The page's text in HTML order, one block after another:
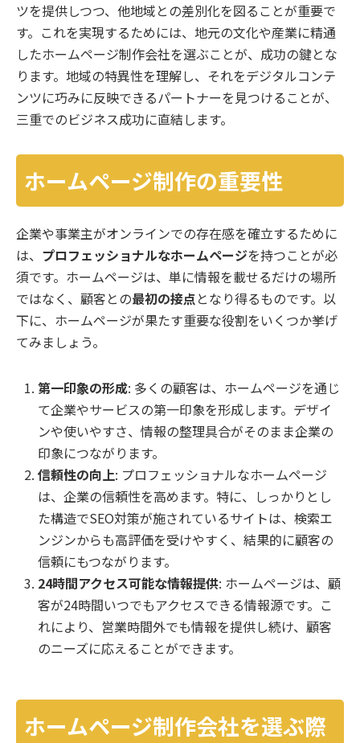
ツを提供しつつ、他地域との差別化を図ることが重要で
す。これを実現するためには、地元の文化や産業に精通
したホームページ制作会社を選ぶことが、成功の鍵とな
ります。地域の特異性を理解し、それをデジタルコンテ
ンツに巧みに反映できるパートナーを見つけることが、
三重でのビジネス成功に直結します。
ホームページ制作の重要性
企業や事業主がオンラインでの存在感を確立するために
は、 プロフェッショナルなホームページを持つことが必
須です。ホームページは、単に情報を載せるだけの場所
ではなく、顧客との最初の接点となり得るものです。以
下に、ホームページが果たす重要な役割をいくつか挙げ
てみましょう。
第一印象の形成: 多くの顧客は、ホームページを通じ
て企業やサービスの第一印象を形成します。デザイ
ンや使いやすさ、情報の整理具合がそのまま企業の
印象につながります。
信頼性の向上: プロフェッショナルなホームページ
は、企業の信頼性を高めます。特に、しっかりとし
た構造でSEO対策が施されているサイトは、検索エ
ンジンからも高評価を受けやすく、結果的に顧客の
信頼にもつながります。
24時間アクセス可能な情報提供: ホームページは、顧
客が24時間いつでもアクセスできる情報源です。こ
れにより、営業時間外でも情報を提供し続け、顧客
のニーズに応えることができます。
ホームページ制作会社を選ぶ際